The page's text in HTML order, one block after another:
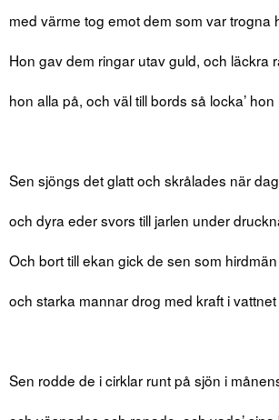
med värme tog emot dem som var trogna
Hon gav dem ringar utav guld, och läckra
hon alla på, och väl till bords så locka’ hon
Sen sjöngs det glatt och skrålades när
och dyra eder svors till jarlen under
Och bort till ekan gick de sen som
och starka mannar drog med kraft i
Sen rodde de i cirklar runt på sjön i